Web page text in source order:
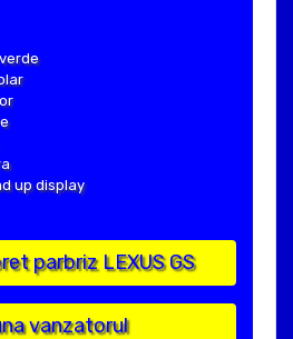
up display
parbriz LEXUS GS
vanzatorul